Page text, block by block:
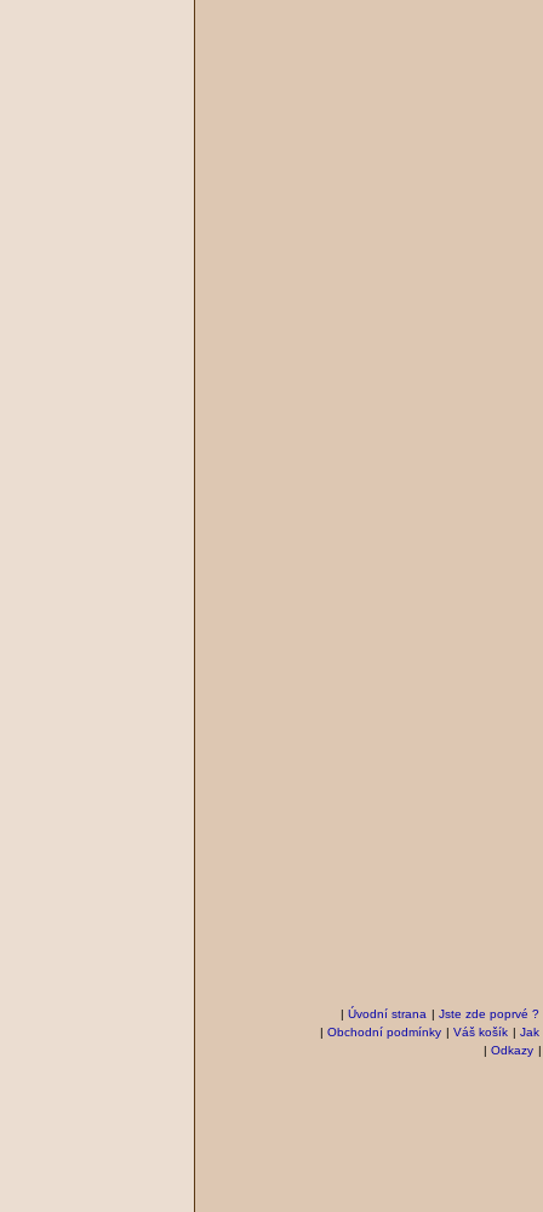
| Úvodní strana | Jste zde poprvé ?
| Obchodní podmínky | Váš košík | Jak
| Odkazy